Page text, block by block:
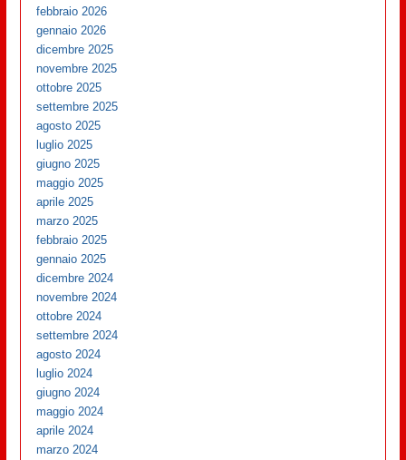
febbraio 2026
gennaio 2026
dicembre 2025
novembre 2025
ottobre 2025
settembre 2025
agosto 2025
luglio 2025
giugno 2025
maggio 2025
aprile 2025
marzo 2025
febbraio 2025
gennaio 2025
dicembre 2024
novembre 2024
ottobre 2024
settembre 2024
agosto 2024
luglio 2024
giugno 2024
maggio 2024
aprile 2024
marzo 2024